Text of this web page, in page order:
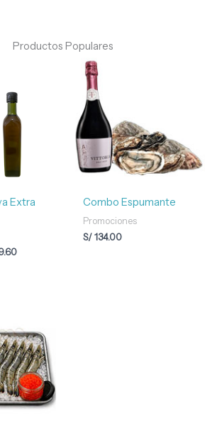
Productos Populares
Extra
desde
S/ 60.00
hasta
Combo Espumante
Promociones
S/134.00